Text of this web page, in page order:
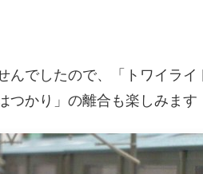
んでしたので、「トワイラ
かり」の離合も楽しみます